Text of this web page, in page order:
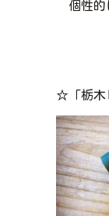
個性
☆「栃木